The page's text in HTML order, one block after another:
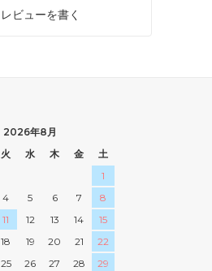
レビューを書く
2026年8月
火 水 木 金
土
1
4 5 6 7
8
11 12 13 14
15
18 19 20 21
22
25 26 27 28
29